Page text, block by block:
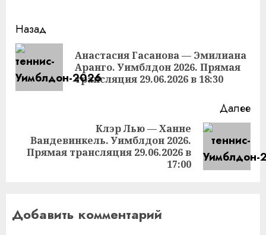
Продолжить
чтение
Назад
Анастасия Гасанова — Эмилиана
Аранго. Уимблдон 2026. Прямая
трансляция 29.06.2026 в 18:30
Далее
Следующая
запись:
Клэр Лью — Ханне
Вандевинкель. Уимблдон 2026.
Прямая трансляция 29.06.2026 в
17:00
Добавить комментарий